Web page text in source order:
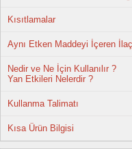
Kısıtlamalar
Aynı Etken Maddeyi İçeren
Nedir ve Ne İçin Kullanılır ?
Yan Etkileri Nelerdir ?
Kullanma Talimatı
Kısa Ürün Bilgisi